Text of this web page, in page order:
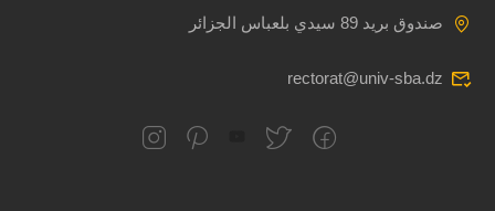
صندوق بريد 89 سيدي بلعباس الجزائر
rectorat@univ-sba.dz